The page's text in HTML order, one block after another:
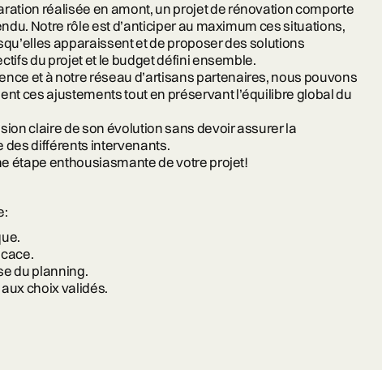
réalisée en amont, un projet de rénovation comporte
Notre rôle est d’anticiper au maximum ces situations,
apparaissent et de proposer des solutions
du projet et le budget défini ensemble.
et à notre réseau d’artisans partenaires, nous pouvons
ces ajustements tout en préservant l’équilibre global du
claire de son évolution sans devoir assurer la
différents intervenants.
étape enthousiasmante de votre projet!
du planning.
choix validés.